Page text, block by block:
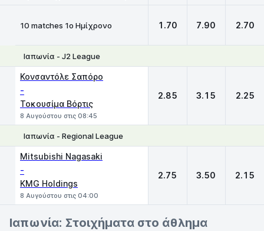
10 matches 1ο Ημίχρονο 1.70 7.90 2.70
Ιαπωνία - J2 League
Κονσαντόλε Σαπόρο
-
Τοκουσίμα Βόρτις
8 Αυγούστου στις 08:45
2.85 3.15 2.25
Ιαπωνία - Regional League
Mitsubishi Nagasaki
-
KMG Holdings
8 Αυγούστου στις 04:00
2.75 3.50 2.15
Ιαπωνία: Στοιχήματα στο άθλημα